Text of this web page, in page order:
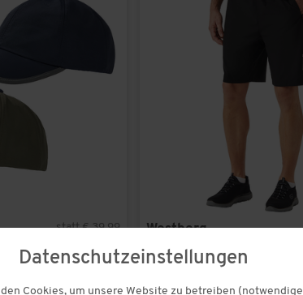
statt € 39,99
€ 29,99
Westberg
Herren Fahrradshorts
(51)
Datenschutzeinstellungen
Cookies, um unsere Website zu betreiben (notwendige